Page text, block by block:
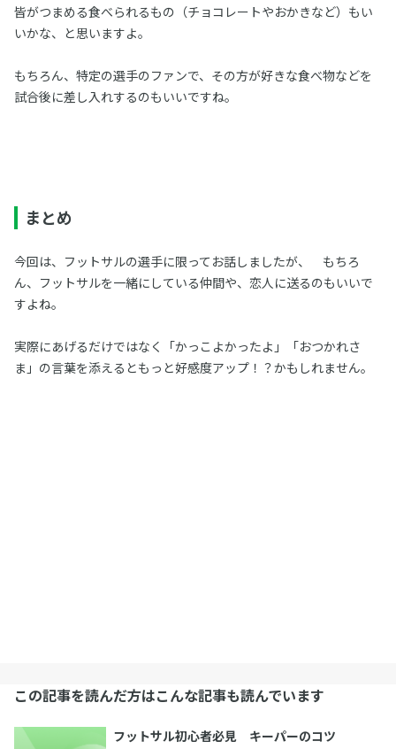
皆がつまめる食べられるもの（チョコレートやおかきなど）もい
いかな、と思いますよ。
もちろん、特定の選手のファンで、その方が好きな食べ物などを
試合後に差し入れするのもいいですね。
まとめ
今回は、フットサルの選手に限ってお話しましたが、 もちろ
ん、フットサルを一緒にしている仲間や、恋人に送るのもいいで
すよね。
実際にあげるだけではなく「かっこよかったよ」「おつかれさ
ま」の言葉を添えるともっと好感度アップ！？かもしれません。
この記事を読んだ方はこんな記事も読んでいます
フットサル初心者必見 キーパーのコツ